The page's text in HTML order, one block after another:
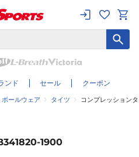
ンド セール クーポン
ールウェア タイツ コンプレッション
1900